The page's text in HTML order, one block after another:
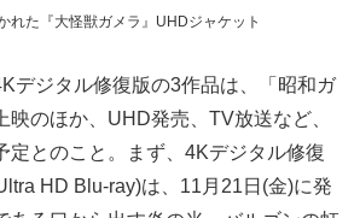
れた『大怪獣ガメラ』UHDジャケット
デジタル修復版の3作品は、「昭和ガ
映のほか、UHD発売、TV放送など、
定とのこと。まず、4Kデジタル修復
HD Blu-ray)は、11月21日(金)に発